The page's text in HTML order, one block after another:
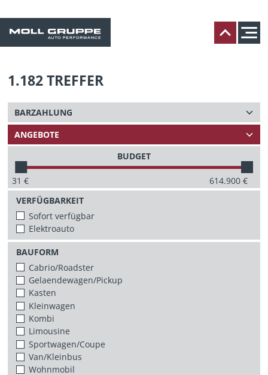
1.182TREFFER
BUDGET
31 € 614.900€
VERFÜGBARKEIT
Sofort verfügbar
Elektroauto
BAUFORM
Cabrio/Roadster
Gelaendewagen/Pickup
Kasten
Kleinwagen
Kombi
Limousine
Sportwagen/Coupe
Van/Kleinbus
Wohnmobil